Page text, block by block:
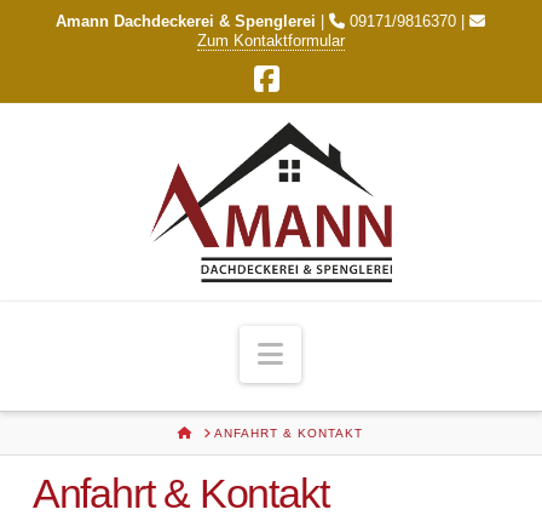
Amann Dachdeckerei & Spenglerei |
09171/9816370 |
Zum Kontaktformular
Facebook
Navigation
HOMEANFAHRT & KONTAKT
Anfahrt & Kontakt